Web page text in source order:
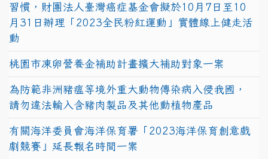
習慣，財團法人臺灣癌症基金會擬於10月7日至10
月31日辦理「2023全民粉紅運動」實體線上健走活
動
桃園市凍卵營養金補助計畫擴大補助對象一案
為防範非洲豬瘟等境外重大動物傳染病入侵我國，
請勿違法輸入含豬肉製品及其他動植物產品
有關海洋委員會海洋保育署「2023海洋保育創意戲
劇競賽」延長報名時間一案